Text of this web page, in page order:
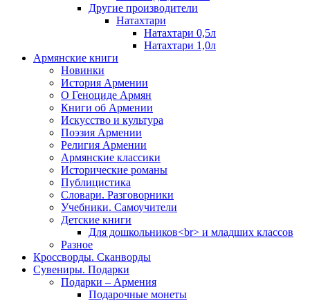
Другие производители
Натахтари
Натахтари 0,5л
Натахтари 1,0л
Армянские книги
Новинки
История Армении
О Геноциде Армян
Книги об Армении
Иcкусство и культура
Поэзия Армении
Религия Армении
Армянские классики
Исторические романы
Публицистика
Словари. Разговорники
Учебники. Самоучители
Детские книги
Для дошкольников<br> и младших классов
Разное
Кроссворды. Сканворды
Сувениры. Подарки
Подарки – Армения
Подарочные монеты